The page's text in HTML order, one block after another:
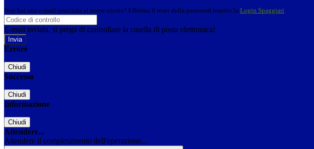
Non hai una e-mail associata al nome utente? Effettua il reset della password tramite la Login Spaggiari
E-mail inviata, si prega di controllare la casella di posta elettronica!
Errore
Chiudi
Successo
Chiudi
Informazione
Chiudi
Attendere...
Attendere il completamento dell'operazione...